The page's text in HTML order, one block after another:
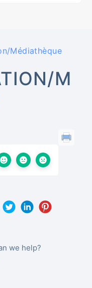
Médiathèque
M
we help?